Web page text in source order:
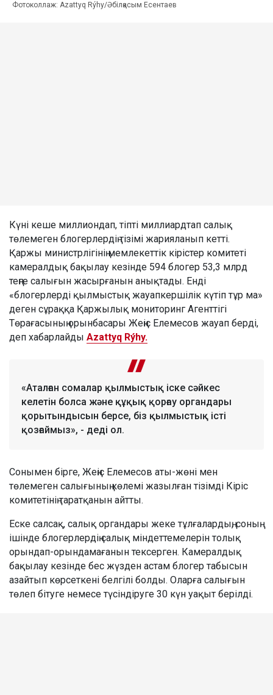
Фотоколлаж: Azattyq Rýhy/Әбілқасым Есентаев
Күні кеше миллиондап, тіпті миллиардтап салық
төлемеген блогерлердің тізімі жарияланып кетті.
Қаржы министрлігінің мемлекеттік кірістер комитеті
камералдық бақылау кезінде 594 блогер 53,3 млрд
теңге салығын жасырғанын анықтады. Енді
«блогерлерді қылмыстық жауапкершілік күтіп тұр ма»
деген сұраққа Қаржылық мониторинг Агенттігі
Төрағасының орынбасары Жеңіс Елемесов жауап берді,
деп хабарлайды Azattyq Rýhy.
«Аталған сомалар қылмыстық іске сәйкес
келетін болса және құқық қорғау органдары
қорытындысын берсе, біз қылмыстық істі
қозғаймыз», - деді ол.
Сонымен бірге, Жеңіс Елемесов аты-жөні мен
төлемеген салығының көлемі жазылған тізімді Кіріс
комитетінің таратқанын айтты.
Еске салсақ, салық органдары жеке тұлғалардың, соның
ішінде блогерлердің салық міндеттемелерін толық
орындап-орындамағанын тексерген. Камералдық
бақылау кезінде бес жүзден астам блогер табысын
азайтып көрсеткені белгілі болды. Оларға салығын
төлеп бітуге немесе түсіндіруге 30 күн уақыт берілді.